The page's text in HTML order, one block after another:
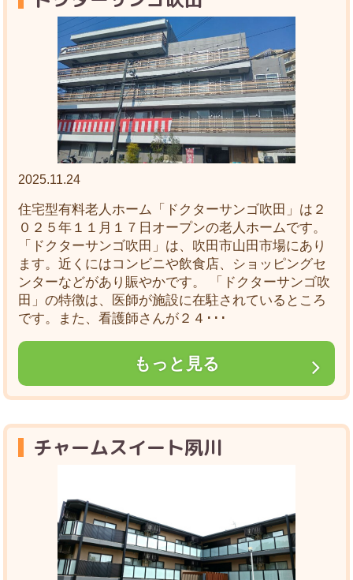
2025.11.24
住宅型有料老人ホーム「ドクターサンゴ吹田」は２
０２５年１１月１７日オープンの老人ホームです。
「ドクターサンゴ吹田」は、吹田市山田市場にあり
ます。近くにはコンビニや飲食店、ショッピングセ
ンターなどがあり賑やかです。 「ドクターサンゴ吹
田」の特徴は、医師が施設に在駐されているところ
です。また、看護師さんが２４･･･
もっと見る
チャームスイート夙川